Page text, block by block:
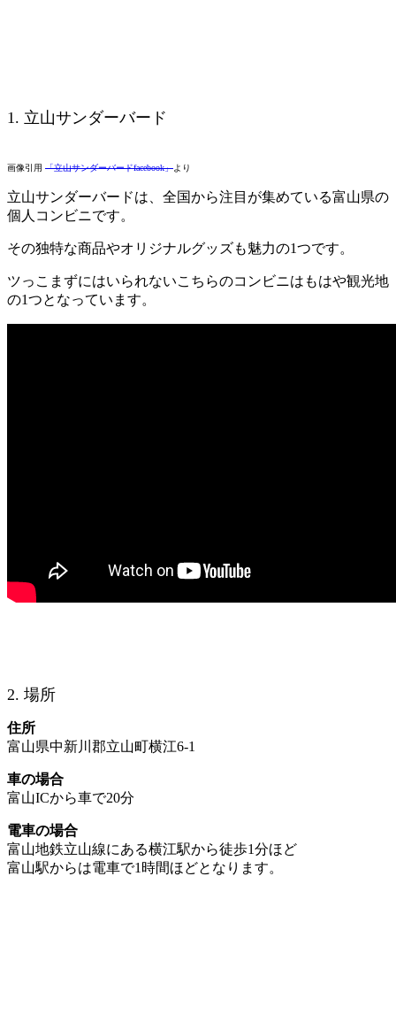
1. 立山サンダーバード
画像引用 「立山サンダーバードfacebook」より
立山サンダーバードは、全国から注目が集めている富山県の
個人コンビニです。
その独特な商品やオリジナルグッズも魅力の1つです。
ツっこまずにはいられないこちらのコンビニはもはや観光地
の1つとなっています。
2. 場所
住所
富山県中新川郡立山町横江6-1
車の場合
富山ICから車で20分
電車の場合
富山地鉄立山線にある横江駅から徒歩1分ほど
富山駅からは電車で1時間ほどとなります。